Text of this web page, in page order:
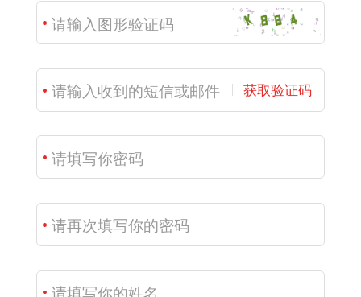
获取验证码